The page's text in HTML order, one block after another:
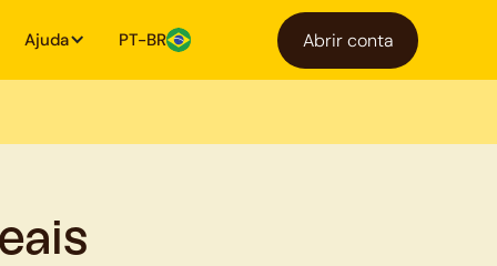
Ajuda PT-BR Abrir conta